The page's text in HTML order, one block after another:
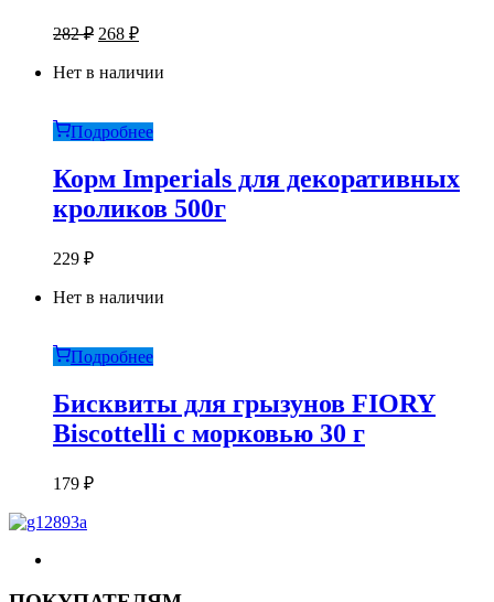
282₽ Первоначальная
составляла
268 ₽Текущая
268 ₽.
Нет в наличии
Подробнее
Корм Imperials для декоративных
кроликов 500г
229 ₽
Нет в наличии
Подробнее
Бисквиты для грызунов FIORY
Biscottelli с морковью 30 г
179 ₽